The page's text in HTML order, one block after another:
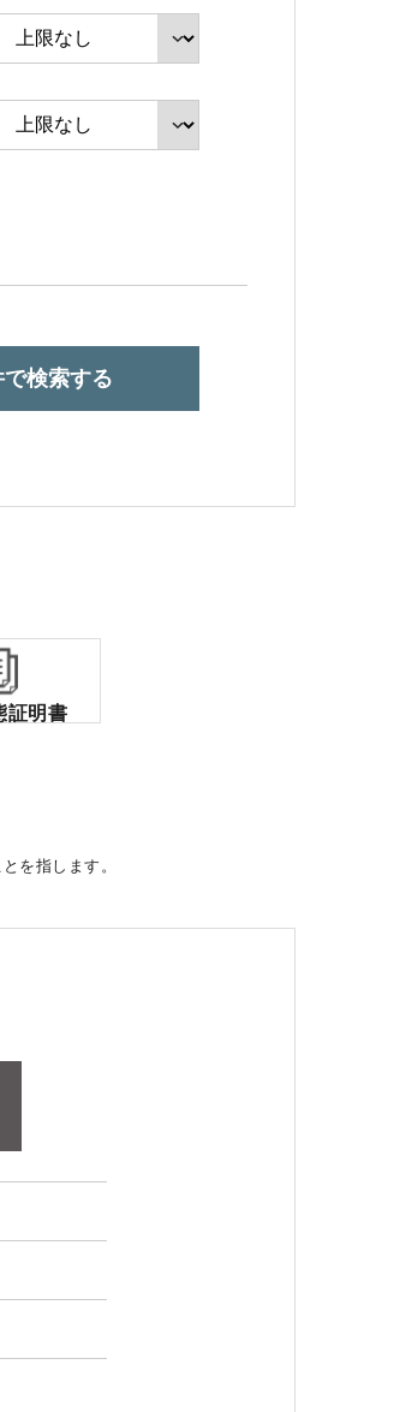
検・整備のご予約
検索する
証明書
を指します。